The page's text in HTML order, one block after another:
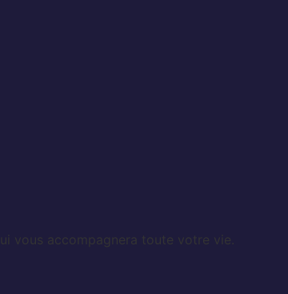
vous accompagnera toute votre vie.